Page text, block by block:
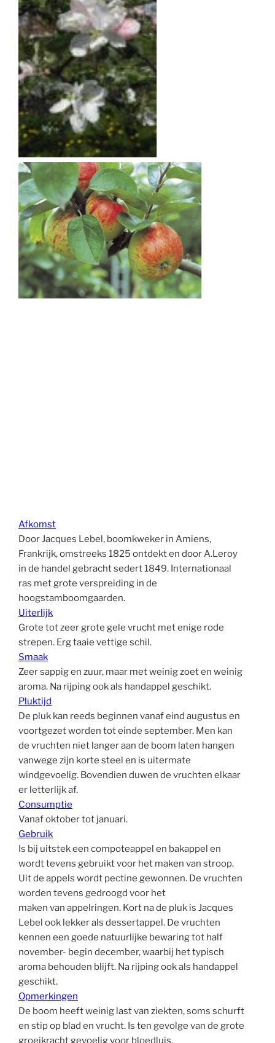
Afkomst
Door Jacques Lebel, boomkweker in Amiens,
Frankrijk, omstreeks 1825 ontdekt en door A.Leroy
in de handel gebracht sedert 1849. Internationaal
ras met grote verspreiding in de
hoogstamboomgaarden.
Uiterlijk
Grote tot zeer grote gele vrucht met enige rode
strepen. Erg taaie vettige schil.
Smaak
Zeer sappig en zuur, maar met weinig zoet en weinig
aroma. Na rijping ook als handappel geschikt.
Pluktijd
De pluk kan reeds beginnen vanaf eind augustus en
voortgezet worden tot einde september. Men kan
de vruchten niet langer aan de boom laten hangen
vanwege zijn korte steel en is uitermate
windgevoelig. Bovendien duwen de vruchten elkaar
er letterlijk af.
Consumptie
Vanaf oktober tot januari.
Gebruik
Is bij uitstek een compoteappel en bakappel en
wordt tevens gebruikt voor het maken van stroop.
Uit de appels wordt pectine gewonnen. De vruchten
worden tevens gedroogd voor het
maken van appelringen. Kort na de pluk is Jacques
Lebel ook lekker als dessertappel. De vruchten
kennen een goede natuurlijke bewaring tot half
november- begin december, waarbij het typisch
aroma behouden blijft. Na rijping ook als handappel
geschikt.
Opmerkingen
De boom heeft weinig last van ziekten, soms schurft
en stip op blad en vrucht. Is ten gevolge van de grote
groeikracht gevoelig voor bloedluis.